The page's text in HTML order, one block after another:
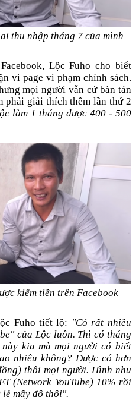
thu nhập tháng 7 của mình
Lộc Fuho cho biết
vì page vi phạm chính sách.
mọi người vẫn cứ bàn tán
phải giải thích thêm lần thứ 2
làm 1 tháng được 400 - 500
kiếm tiền trên Facebook
Fuho tiết lộ: "Có rất nhiều
của Lộc luôn. Thì có tháng
kia mà mọi người có biết
nhiêu không? Được có hơn
thôi mọi người. Hình như
(Network YouTube) 10% rồi
mấy đô thôi".